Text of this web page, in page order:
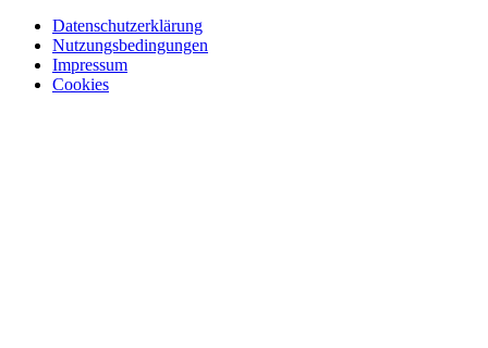
Datenschutzerklärung
Nutzungsbedingungen
Impressum
Cookies